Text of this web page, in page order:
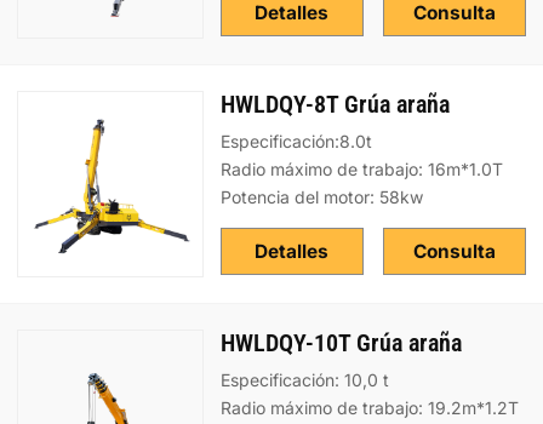
Consulta
Detalles
HWLDQY-8T Grúa araña
Especificación:8.0t
Radio máximo de trabajo: 16m*1.0T
Potencia del motor: 58kw
Consulta
Detalles
HWLDQY-10T Grúa araña
Especificación: 10,0 t
Radio máximo de trabajo: 19.2m*1.2T